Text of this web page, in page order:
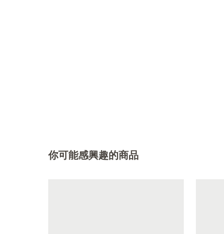
你可能感興趣的商品